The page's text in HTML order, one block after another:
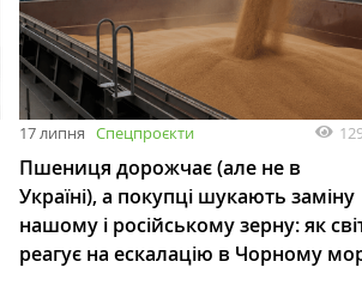
17 липня Спецпроєкти
Пшениця дорожчає (але не в
Україні), а покупці шукають заміну
нашому і російському зерну: як
реагує на ескалацію в Чорному